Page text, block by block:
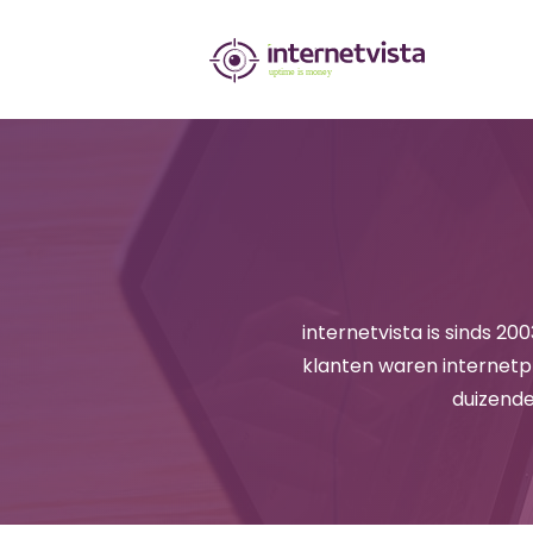
internetvista
internetdiensten
Uptime
internetvista is sinds
klanten waren